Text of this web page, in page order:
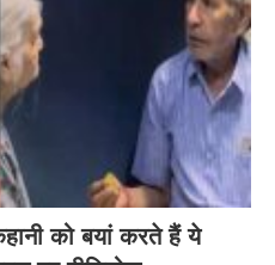
को बयां करते हैं ये